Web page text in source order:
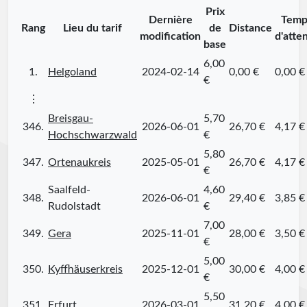
Rang Lieu du tarif
Dernière
modification
Prix
de
base
Distance
1. Helgoland 2024-02-14
6,00
€
0,00 € 0,00 €
⋮
346.
Breisgau-
Hochschwarzwald
2026-06-01
5,70
€
26,70 € 4,17 €
347. Ortenaukreis 2025-05-01
5,80
€
26,70 € 4,17 €
348.
Saalfeld-
Rudolstadt
2026-06-01
4,60
€
29,40 € 3,85 €
349. Gera 2025-11-01
7,00
€
28,00 € 3,50 €
350. Kyffhäuserkreis 2025-12-01
5,00
€
30,00 € 4,00 €
5,50